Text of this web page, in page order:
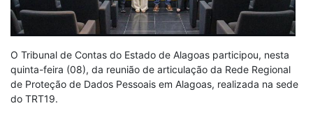
O Tribunal de Contas do Estado de Alagoas participou, nesta
quinta-feira (08), da reunião de articulação da Rede Regional
de Proteção de Dados Pessoais em Alagoas, realizada na sede
do TRT19.